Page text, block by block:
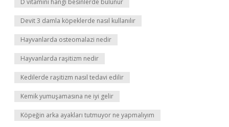
D vitamini hangi besinlerde bulunur
Devit 3 damla köpeklerde nasıl kullanılır
Hayvanlarda osteomalazi nedir
Hayvanlarda raşitizm nedir
Kedilerde raşitizm nasıl tedavi edilir
Kemik yumuşamasına ne iyi gelir
Köpeğin arka ayakları tutmuyor ne yapmalıyım